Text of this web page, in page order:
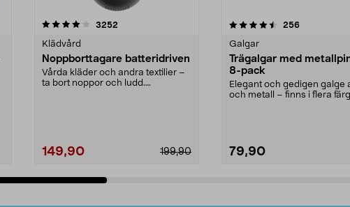
3252
Klädvård
Noppborttagare batteridriven
Vårda kläder och andra textilier –
ta bort noppor och ludd.
199,90
149,90
4.5av 5 stjärnor 256recensioner
Galgar
Trägalgar med
8-pack
Elegant och gedigen galge
och metall – finns i flera
79,90
4.0av 5 stjärnor